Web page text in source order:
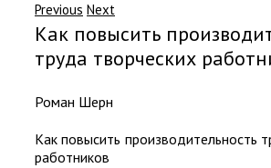
Previous Next
Как повысить
труда творческих
Роман Шерн
Как повысить производительность
работников